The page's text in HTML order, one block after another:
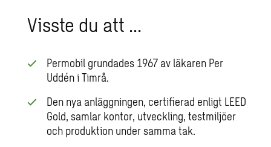
Viss­te du att …
Permobil grundades 1967 av läkaren Per
Uddén i Timrå.
Den nya anläggningen, certifierad enligt LEED
Gold, samlar kontor, utveckling, testmiljöer
och produktion under samma tak.